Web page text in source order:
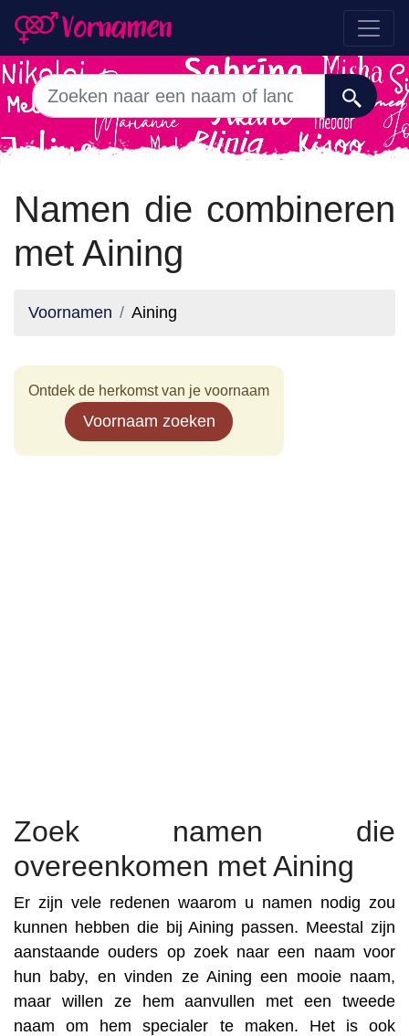
Namen die combineren
met Aining
Voornamen Aining
Ontdek de herkomst van je voornaam
Voornaam zoeken
Zoek namen die
overeenkomen met Aining
Er zijn vele redenen waarom u namen nodig zou
kunnen hebben die bij Aining passen. Meestal zijn
aanstaande ouders op zoek naar een naam voor
hun baby, en vinden ze Aining een mooie naam,
maar willen ze hem aanvullen met een tweede
naam om hem specialer te maken. Het is ook